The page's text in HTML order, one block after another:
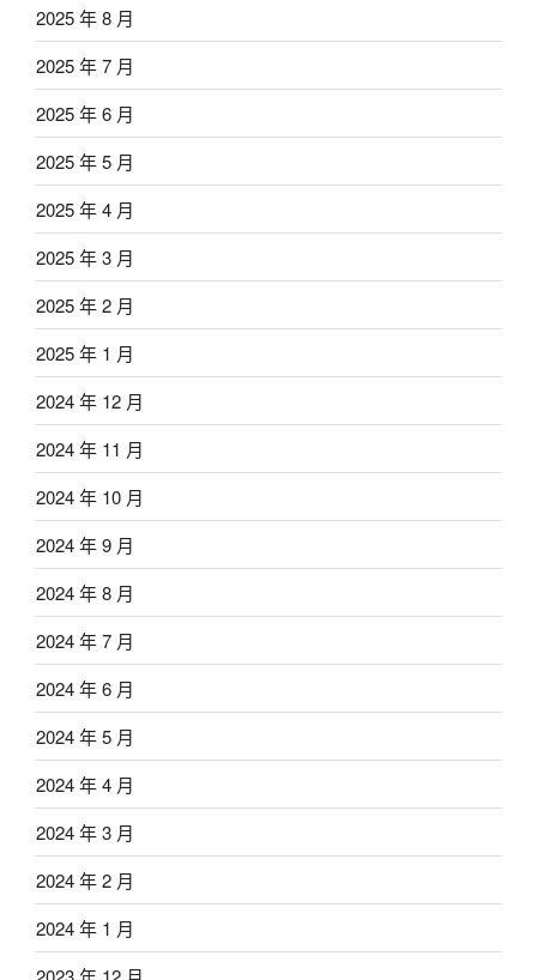
2025 年 8 月
2025 年 7 月
2025 年 6 月
2025 年 5 月
2025 年 4 月
2025 年 3 月
2025 年 2 月
2025 年 1 月
2024 年 12 月
2024 年 11 月
2024 年 10 月
2024 年 9 月
2024 年 8 月
2024 年 7 月
2024 年 6 月
2024 年 5 月
2024 年 4 月
2024 年 3 月
2024 年 2 月
2024 年 1 月